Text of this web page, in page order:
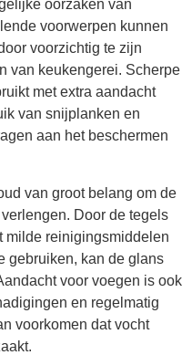
oorzaken van
voorwerpen kunnen
voorzichtig te zijn
van keukengerei. Scherpe
met extra aandacht
van snijplanken en
aan het beschermen
van groot belang om de
Door de tegels
milde reinigingsmiddelen
gebruiken, kan de glans
voor voegen is ook
en regelmatig
voorkomen dat vocht